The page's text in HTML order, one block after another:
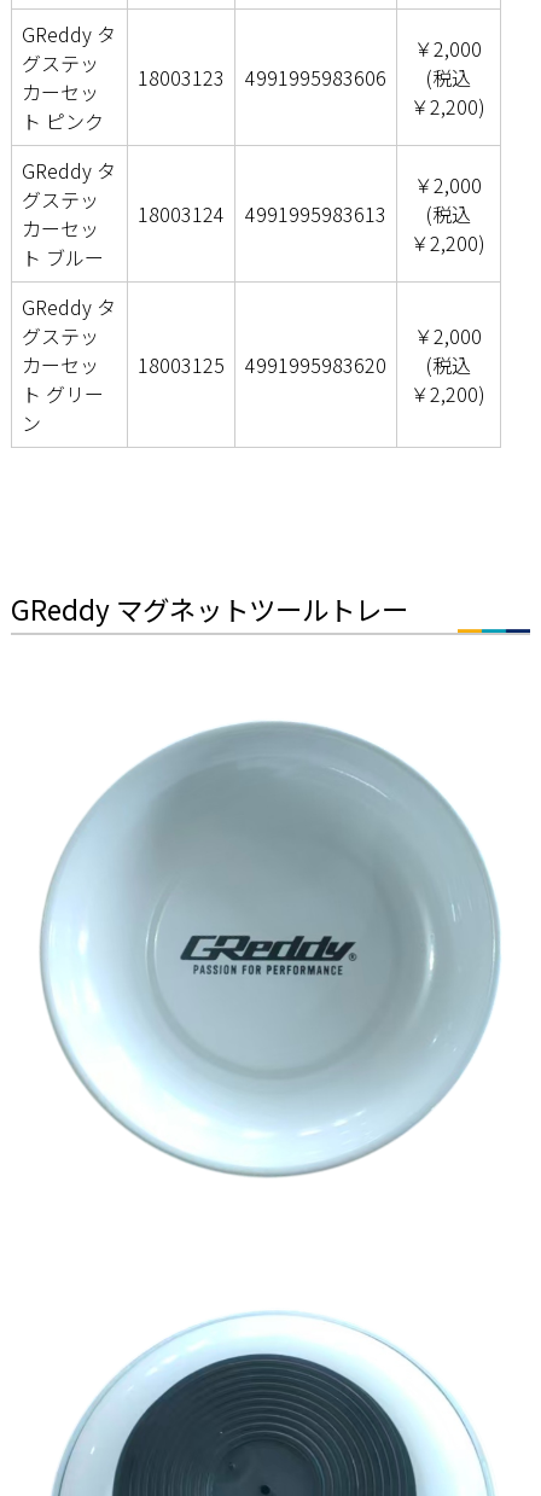
GReddy タ
グステッ
カーセッ
ト ピンク
18003123 4991995983606
￥2,000
(税込
￥2,200)
GReddy タ
グステッ
カーセッ
ト ブルー
18003124 4991995983613
￥2,000
(税込
￥2,200)
GReddy タ
グステッ
カーセッ
ト グリー
ン
18003125 4991995983620
￥2,000
(税込
￥2,200)
GReddy マグネットツールトレー